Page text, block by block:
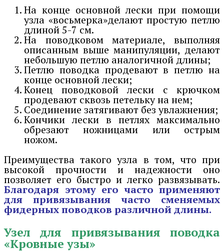
На конце основной лески при помощи
узла «восьмерка»делают простую петлю
длиной 5-7 см.
На поводковом материале, выполняя
описанным выше манипуляции, делают
небольшую петлю аналогичной длины;
Петлю поводка продевают в петлю на
конце основной лески;
Конец поводковой лески с крючком
продевают сквозь петельку на нем;
Соединение затягивают без увлажнения;
Кончики лески в петлях максимально
обрезают ножницами или острым
ножом.
Преимущества такого узла в том, что при
высокой прочности и надежности оно
позволяет его быстро и легко развязывать.
Благодаря этому его часто применяют
для привязывания часто сменяемых
фидерных поводков различной длины.
Узел для привязывания поводка
«Кровные узы»